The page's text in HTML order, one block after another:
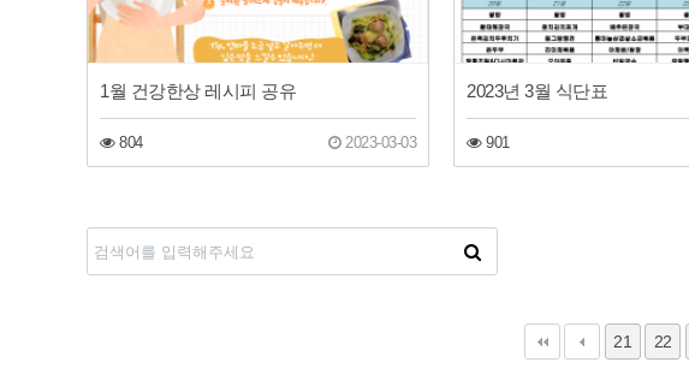
1월 건강한상 레시피 공유
804 2023-03-03
2023년 3월 식단표
901
21 22